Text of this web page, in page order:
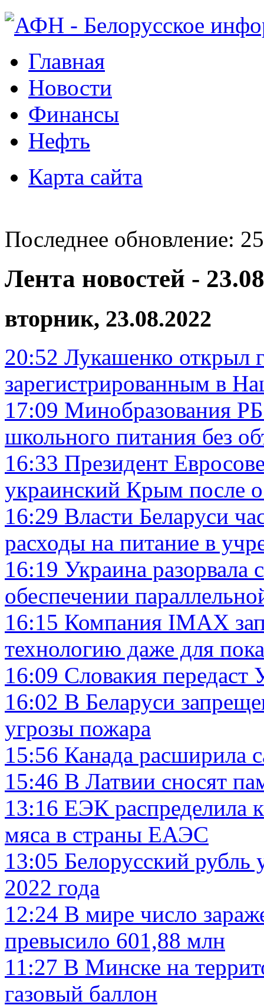
Главная
Новости
Финансы
Нефть
Карта сайта
Последнее обновление:
Лента новостей -
вторник, 23.08.2022
20:52 Лукашенко открыл
зарегистрированным в
17:09 Минобразования
школьного питания без
16:33 Президент
украинский Крым после
16:29 Власти Беларуси
расходы на питание в
16:19 Украина разорвала
обеспечении
16:15 Компания IMAX
технологию даже для
16:09 Словакия
16:02 В Беларуси
угрозы пожара
15:56 Канада расширила
15:46 В Латвии сносят
13:16 ЕЭК распределила
мяса в страны ЕАЭС
13:05 Белорусский рубль
2022 года
12:24 В мире число
превысило 601,88 млн
11:27 В Минске на
газовый баллон